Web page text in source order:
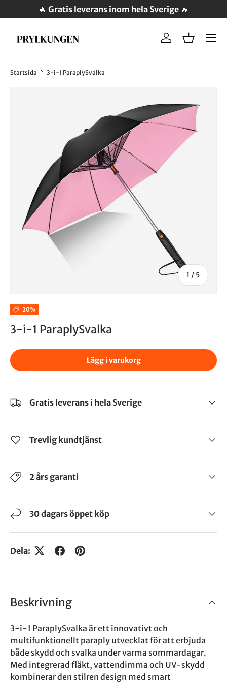
🔥 Gratis leverans inom hela Sverige 🔥
Logga inVarukorg
Meny
Startsida 3-i-1 ParaplySvalka
1 / 5
20%
3-i-1 ParaplySvalka
Lägg i varukorg
Gratis leverans i hela Sverige
Trevlig kundtjänst
2 års garanti
30 dagars öppet köp
Dela:
Beskrivning
3-i-1 ParaplySvalka är ett innovativt och
multifunktionellt paraply utvecklat för att erbjuda
både skydd och svalka under varma sommardagar.
Med integrerad fläkt, vattendimma och UV-skydd
kombinerar den stilren design med smart